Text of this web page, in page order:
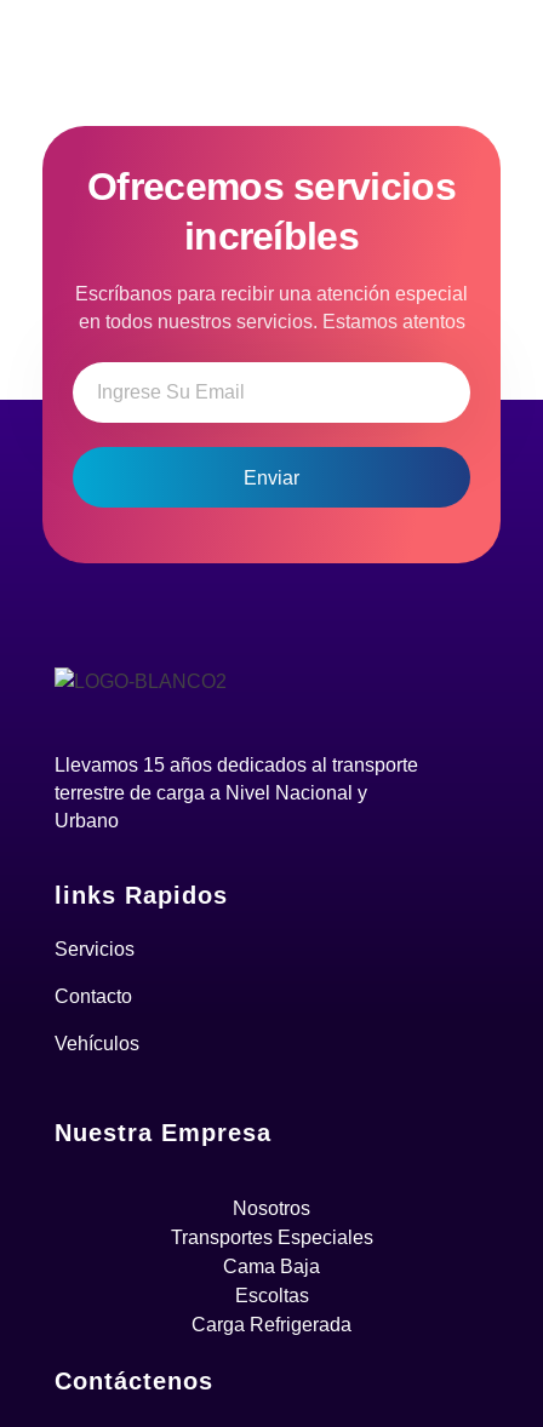
Ofrecemos servicios
increíbles
Escríbanos para recibir una atención especial
en todos nuestros servicios. Estamos atentos
Llevamos 15 años dedicados al transporte
terrestre de carga a Nivel Nacional y
Urbano
links Rapidos
Servicios
Contacto
Vehículos
Nuestra Empresa
Nosotros
Transportes Especiales
Cama Baja
Escoltas
Carga Refrigerada
Contáctenos